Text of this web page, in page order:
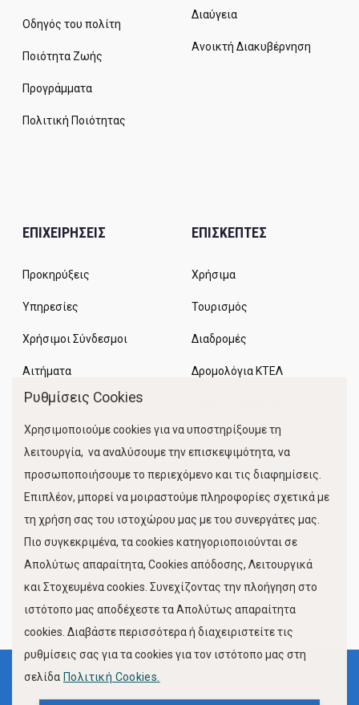
Οδηγός του πολίτη
Ποιότητα Ζωής
Προγράμματα
Πολιτική Ποιότητας
Διαύγεια
Ανοικτή Διακυβέρνηση
ΕΠΙΧΕΙΡΗΣΕΙΣ
Προκηρύξεις
Υπηρεσίες
Χρήσιμοι Σύνδεσμοι
Αιτήματα
ΕΠΙΣΚΕΠΤΕΣ
Χρήσιμα
Τουρισμός
Διαδρομές
Δρομολόγια ΚΤΕΛ
Κίνηση Λιμένος
FOLLOW US
Όροι Χρήσης
Ρυθμίσεις Cookies
Χρησιμοποιούμε cookies για να υποστηρίξουμε τη
λειτουργία, να αναλύσουμε την επισκεψιμότητα, να
προσωποποιήσουμε το περιεχόμενο και τις διαφημίσεις.
Επιπλέον, μπορεί να μοιραστούμε πληροφορίες σχετικά με
τη χρήση σας του ιστοχώρου μας με του συνεργάτες μας.
Πιο συγκεκριμένα, τα cookies κατηγοριοποιούνται σε
Απολύτως απαραίτητα, Cookies απόδοσης, Λειτουργικά
και Στοχευμένα cookies. Συνεχίζοντας την πλοήγηση στο
ιστότοπο μας αποδέχεστε τα Απολύτως απαραίτητα
cookies. Διαβάστε περισσότερα ή διαχειριστείτε τις
ρυθμίσεις σας για τα cookies για τον ιστότοπο μας στη
σελίδα Πολιτική Cookies.